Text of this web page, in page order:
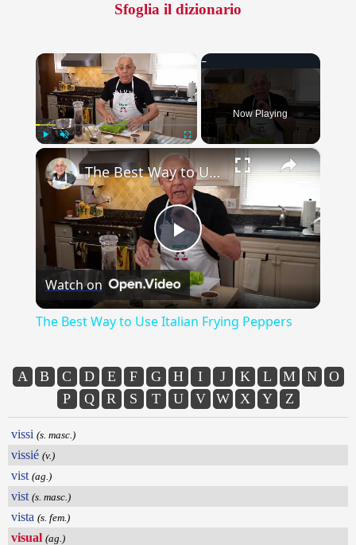
Sfoglia il dizionario
Unmute
Now Playing
×
Play
Video
The Best Way to Use Italian Frying Peppers
Watch on
The Best Way to Use Italian Frying Peppers
A B C D E F G H I J K L M N
O
P
Q R S T U V W X Y Z
vissi (s. masc.)
vissié (v.)
vist (ag.)
vist (s. masc.)
vista (s. fem.)
visual (ag.)